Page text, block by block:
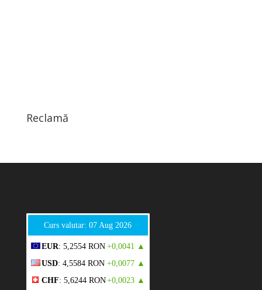
Reclamă
Curs valutar: 07 Aug 2026
EUR: 5,2554 RON +0,0041 ▲
USD: 4,5584 RON +0,0077 ▲
CHF: 5,6244 RON+0,0023 ▲